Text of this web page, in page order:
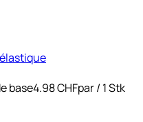
base4.98 CHFpar/ 1 Stk